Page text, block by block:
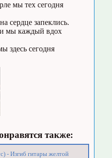
мы тех сегодня
сердце запеклись.
мы каждый вдох
здесь сегодня
также:
- Изгиб гитары желтой